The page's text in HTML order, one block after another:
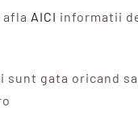
afla AICI informatii
sunt gata oricand